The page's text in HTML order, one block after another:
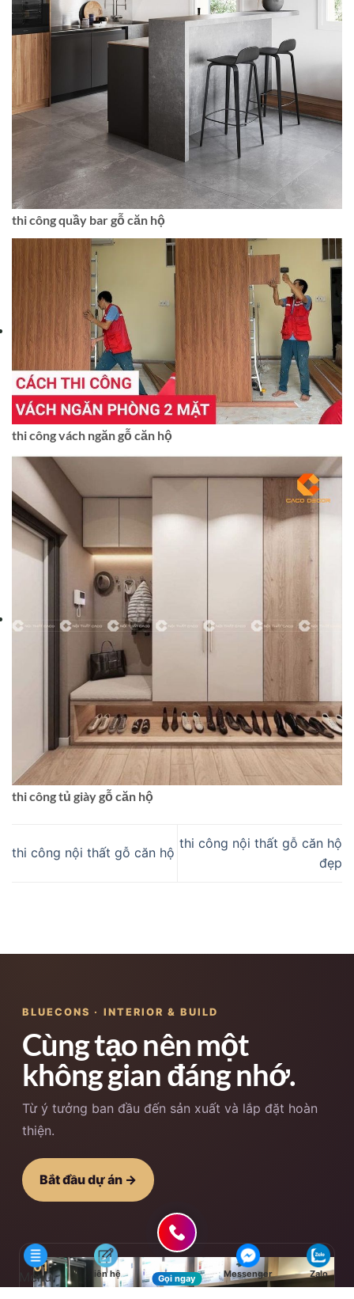
thi công quầy bar gỗ căn hộ
thi công vách ngăn gỗ căn hộ
thi công tủ giày gỗ căn hộ
thi công nội thất gỗ căn hộ
thi công nội thất gỗ căn hộ
đẹp
Menu liên hệ Gọi ngay Messenger Zalo
BLUECONS · INTERIOR & BUILD
Cùng tạo nên một
không gian đáng nhớ.
Từ ý tưởng ban đầu đến sản xuất và lắp đặt hoàn
thiện.
Bắt đầu dự án →
01